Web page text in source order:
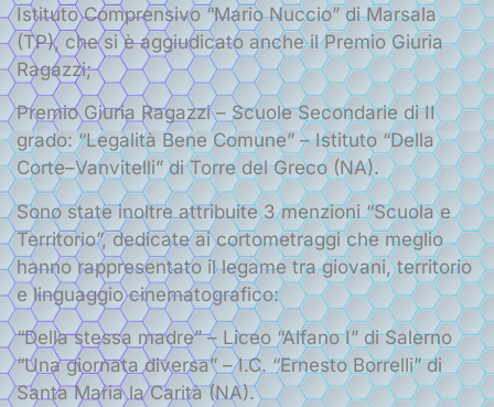
Istituto Comprensivo “Mario Nuccio” di Marsala
(TP), che si è aggiudicato anche il Premio Giuria
Ragazzi;
Premio Giuria Ragazzi – Scuole Secondarie di II
grado: “Legalità Bene Comune” – Istituto “Della
Corte–Vanvitelli” di Torre del Greco (NA).
Sono state inoltre attribuite 3 menzioni “Scuola e
Territorio”, dedicate ai cortometraggi che meglio
hanno rappresentato il legame tra giovani, territorio
e linguaggio cinematografico:
“Della stessa madre” – Liceo “Alfano I” di Salerno
“Una giornata diversa” – I.C. “Ernesto Borrelli” di
Santa Maria la Carità (NA).